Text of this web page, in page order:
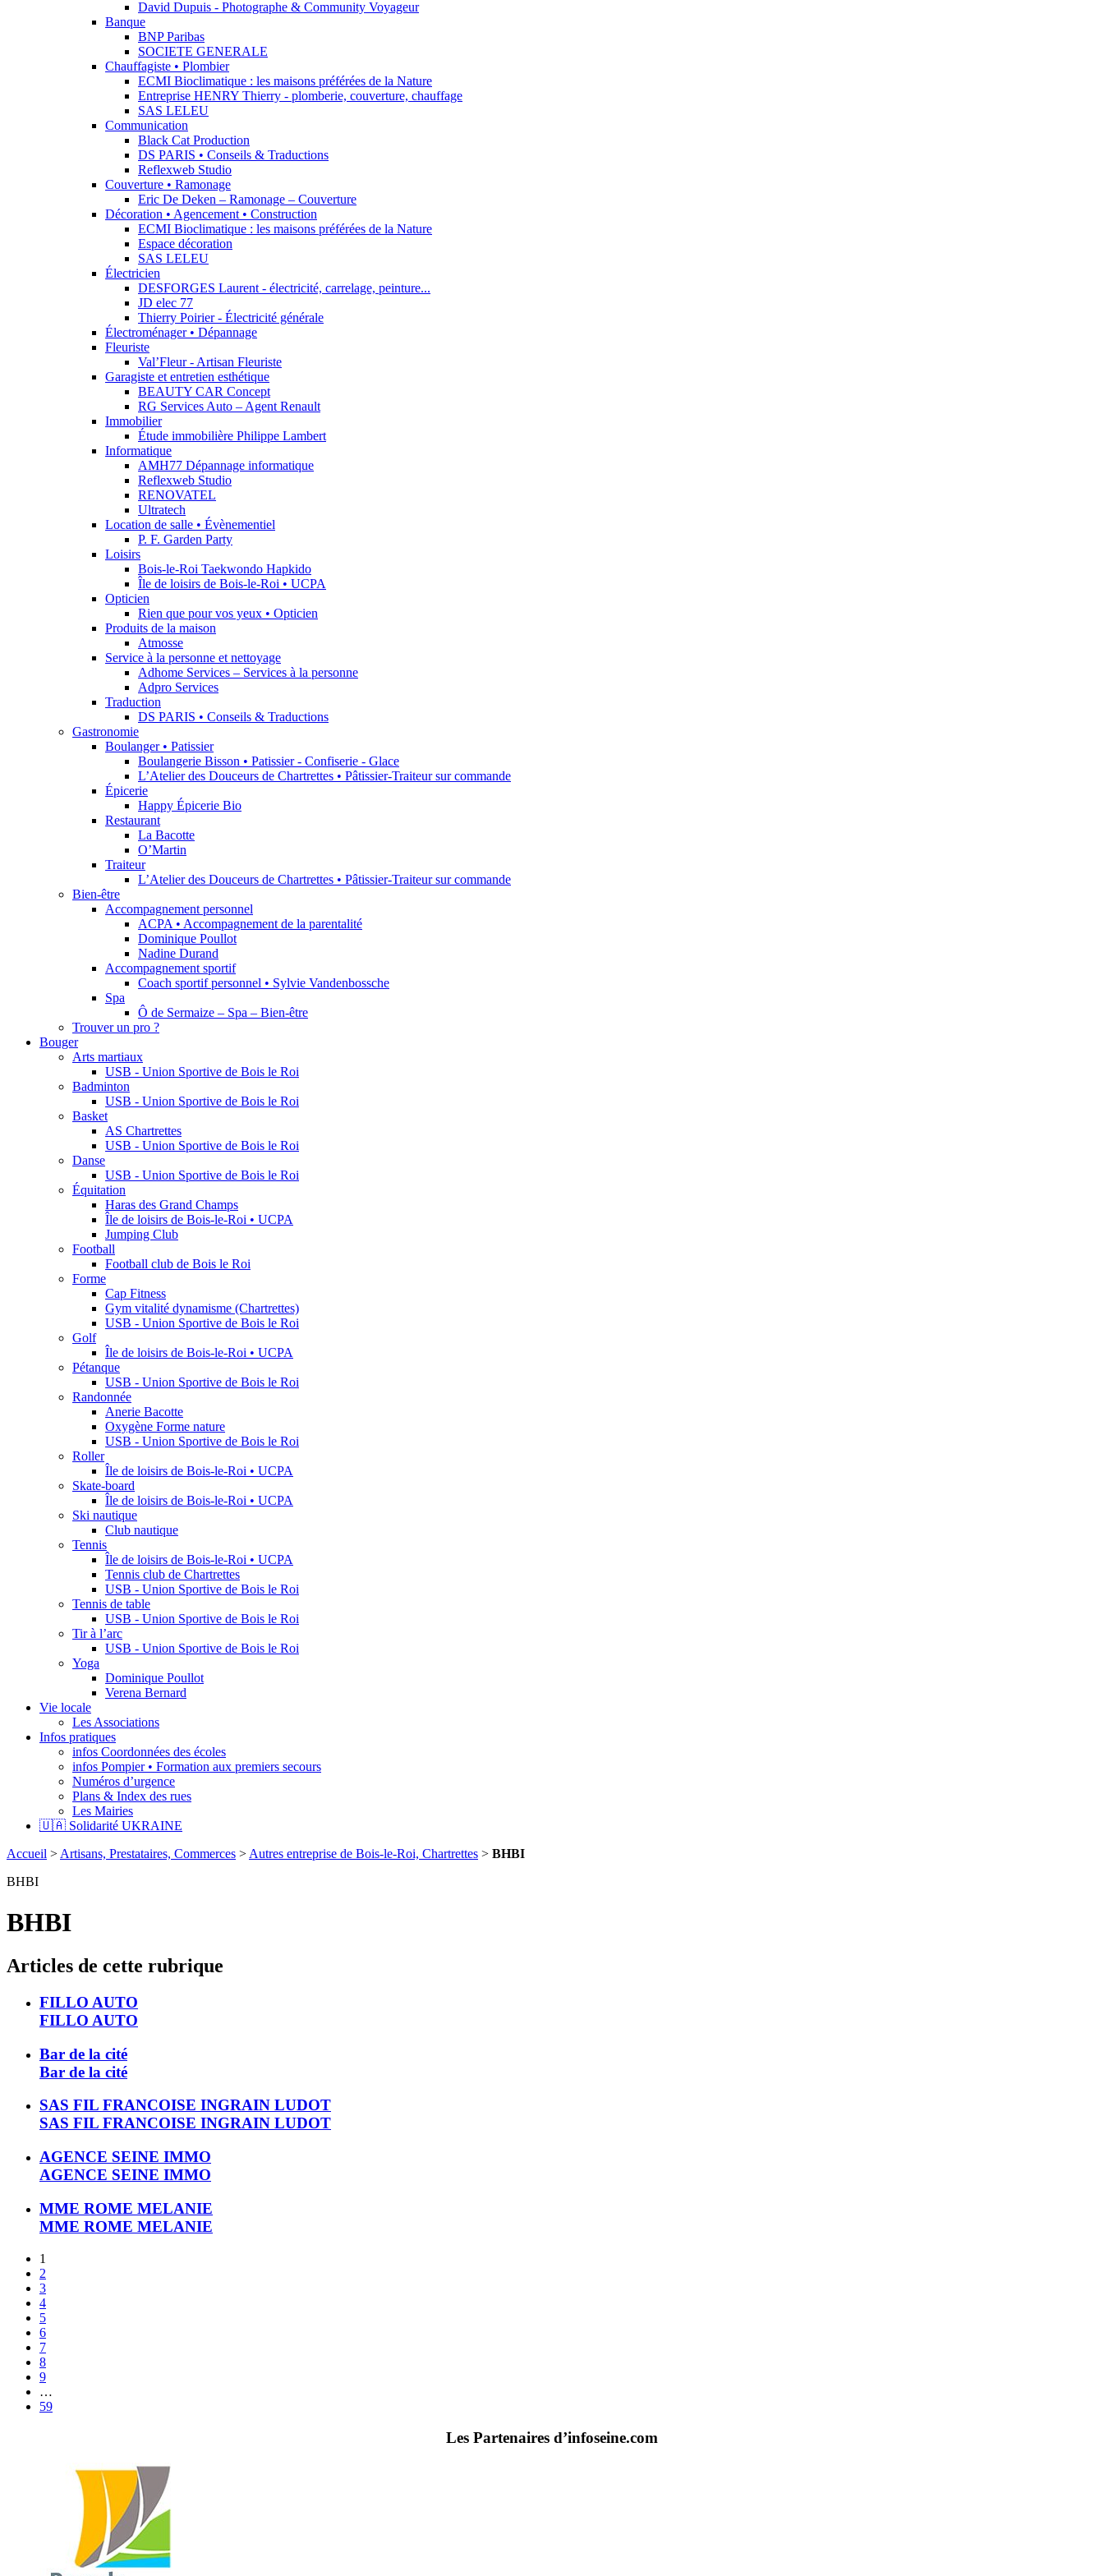
David Dupuis - Photographe & Community Voyageur
Banque
BNP Paribas
SOCIETE GENERALE
Chauffagiste • Plombier
ECMI Bioclimatique : les maisons préférées de la Nature
Entreprise HENRY Thierry - plomberie, couverture, chauffage
SAS LELEU
Communication
Black Cat Production
DS PARIS • Conseils & Traductions
Reflexweb Studio
Couverture • Ramonage
Eric De Deken – Ramonage – Couverture
Décoration • Agencement • Construction
ECMI Bioclimatique : les maisons préférées de la Nature
Espace décoration
SAS LELEU
Électricien
DESFORGES Laurent - électricité, carrelage, peinture...
JD elec 77
Thierry Poirier - Électricité générale
Électroménager • Dépannage
Fleuriste
Val’Fleur - Artisan Fleuriste
Garagiste et entretien esthétique
BEAUTY CAR Concept
RG Services Auto – Agent Renault
Immobilier
Étude immobilière Philippe Lambert
Informatique
AMH77 Dépannage informatique
Reflexweb Studio
RENOVATEL
Ultratech
Location de salle • Évènementiel
P. F. Garden Party
Loisirs
Bois-le-Roi Taekwondo Hapkido
Île de loisirs de Bois-le-Roi • UCPA
Opticien
Rien que pour vos yeux • Opticien
Produits de la maison
Atmosse
Service à la personne et nettoyage
Adhome Services – Services à la personne
Adpro Services
Traduction
DS PARIS • Conseils & Traductions
Gastronomie
Boulanger • Patissier
Boulangerie Bisson • Patissier - Confiserie - Glace
L’Atelier des Douceurs de Chartrettes • Pâtissier-Traiteur sur commande
Épicerie
Happy Épicerie Bio
Restaurant
La Bacotte
O’Martin
Traiteur
L’Atelier des Douceurs de Chartrettes • Pâtissier-Traiteur sur commande
Bien-être
Accompagnement personnel
ACPA • Accompagnement de la parentalité
Dominique Poullot
Nadine Durand
Accompagnement sportif
Coach sportif personnel • Sylvie Vandenbossche
Spa
Ô de Sermaize – Spa – Bien-être
Trouver un pro ?
Bouger
Arts martiaux
USB - Union Sportive de Bois le Roi
Badminton
USB - Union Sportive de Bois le Roi
Basket
AS Chartrettes
USB - Union Sportive de Bois le Roi
Danse
USB - Union Sportive de Bois le Roi
Équitation
Haras des Grand Champs
Île de loisirs de Bois-le-Roi • UCPA
Jumping Club
Football
Football club de Bois le Roi
Forme
Cap Fitness
Gym vitalité dynamisme (Chartrettes)
USB - Union Sportive de Bois le Roi
Golf
Île de loisirs de Bois-le-Roi • UCPA
Pétanque
USB - Union Sportive de Bois le Roi
Randonnée
Anerie Bacotte
Oxygène Forme nature
USB - Union Sportive de Bois le Roi
Roller
Île de loisirs de Bois-le-Roi • UCPA
Skate-board
Île de loisirs de Bois-le-Roi • UCPA
Ski nautique
Club nautique
Tennis
Île de loisirs de Bois-le-Roi • UCPA
Tennis club de Chartrettes
USB - Union Sportive de Bois le Roi
Tennis de table
USB - Union Sportive de Bois le Roi
Tir à l’arc
USB - Union Sportive de Bois le Roi
Yoga
Dominique Poullot
Verena Bernard
Vie locale
Les Associations
Infos pratiques
infos Coordonnées des écoles
infos Pompier • Formation aux premiers secours
Numéros d’urgence
Plans & Index des rues
Les Mairies
🇺🇦 Solidarité UKRAINE
Accueil > Artisans, Prestataires, Commerces > Autres entreprise de Bois-le-Roi, Chartrettes > BHBI
BHBI
BHBI
Articles de cette rubrique
FILLO AUTO
FILLO AUTO
Bar de la cité
Bar de la cité
SAS FIL FRANCOISE INGRAIN LUDOT
SAS FIL FRANCOISE INGRAIN LUDOT
AGENCE SEINE IMMO
AGENCE SEINE IMMO
MME ROME MELANIE
MME ROME MELANIE
1
2
3
4
5
6
7
8
9
…
59
Les Partenaires d’infoseine.com